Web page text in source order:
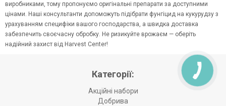
виробниками, тому пропонуємо оригінальні препарати за доступними
цінами. Наші консультанти допоможуть підібрати фунгіцид на кукурудзу з
урахуванням специфіки вашого господарства, а швидка доставка
забезпечить своєчасну обробку. Не ризикуйте врожаєм — оберіть
надійний захист від Harvest Center!
Категорії:
Акційні набори
Добрива